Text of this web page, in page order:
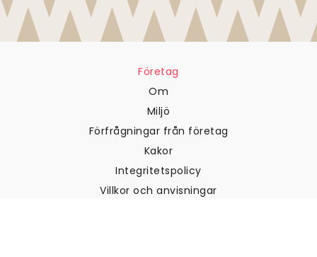
Företag
Om
Miljö
Förfrågningar från företag
Kakor
Integritetspolicy
Villkor och anvisningar